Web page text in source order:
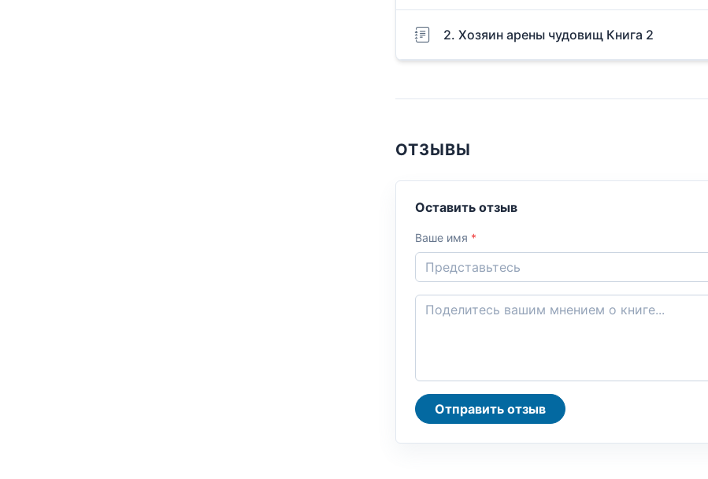
2. Хозяин арены чудовищ Книга 2
ОТЗЫВЫ
Оставить отзыв
Ваше имя *
Отправить отзыв